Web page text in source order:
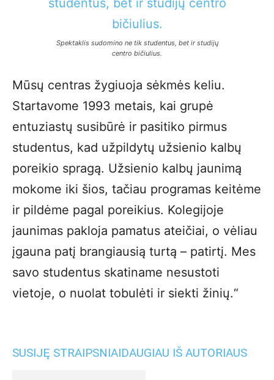
Spektaklis sudomino ne tik studentus, bet ir studijų
centro bičiulius.
Mūsų centras žygiuoja sėkmės keliu.
Startavome 1993 metais, kai grupė
entuziastų susibūrė ir pasitiko pirmus
studentus, kad užpildytų užsienio kalbų
poreikio spragą. Užsienio kalbų jaunimą
mokome iki šios, tačiau programas keitėme
ir pildėme pagal poreikius. Kolegijoje
jaunimas pakloja pamatus ateičiai, o vėliau
įgauna patį brangiausią turtą – patirtį. Mes
savo studentus skatiname nesustoti
vietoje, o nuolat tobulėti ir siekti žinių.“
SUSIJĘ STRAIPSNIAIDAUGIAU IŠ AUTORIAUS